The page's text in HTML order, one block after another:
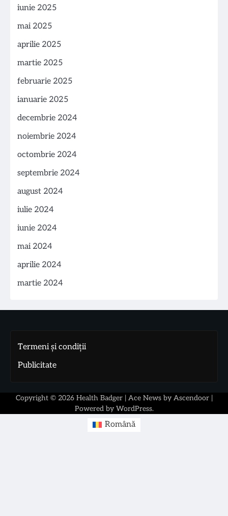
iunie 2025
mai 2025
aprilie 2025
martie 2025
februarie 2025
ianuarie 2025
decembrie 2024
noiembrie 2024
octombrie 2024
septembrie 2024
august 2024
iulie 2024
iunie 2024
mai 2024
aprilie 2024
martie 2024
Termeni și condiții
Publicitate
Copyright © 2026 Health Badger| Ace News by Ascendoor|
Powered by WordPress.
Română